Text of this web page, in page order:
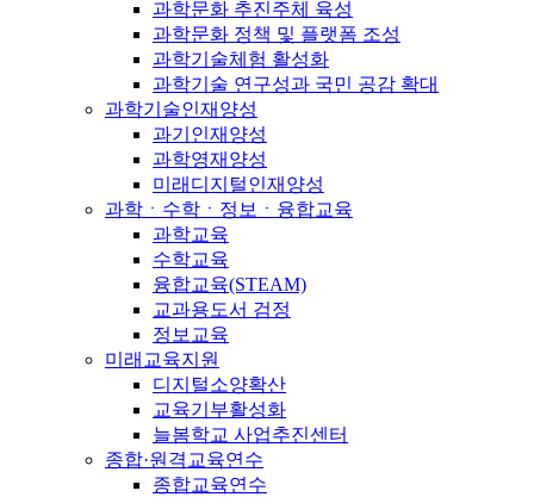
과학문화 추진주체 육성
과학문화 정책 및 플랫폼 조성
과학기술체험 활성화
과학기술 연구성과 국민 공감 확대
과학기술인재양성
과기인재양성
과학영재양성
미래디지털인재양성
과학ㆍ수학ㆍ정보ㆍ융합교육
과학교육
수학교육
융합교육(STEAM)
교과용도서 검정
정보교육
미래교육지원
디지털소양확산
교육기부활성화
늘봄학교 사업추진센터
종합·원격교육연수
종합교육연수